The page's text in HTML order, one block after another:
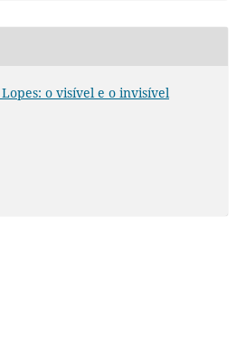
o visível e o invisível